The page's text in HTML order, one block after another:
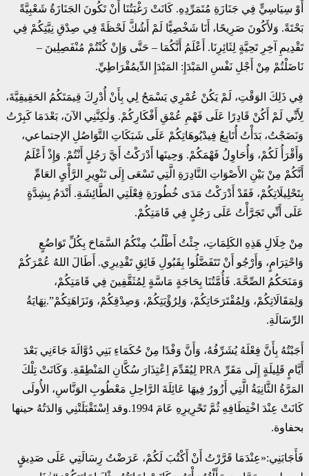
أَوْ سِيَاسِيٍّ فِي جَنَازَةِ مُتَمَرِّدِهِ. كَانَتْ رَغْبَتُنَا أَنْ تَكُونَ الجَنَازَةُ شَعْبِيَّةً
بَحْتَةً. وَلأَكُونَ صَرِيحًا، أَنَا شَخْصِيًّا لَمْ أَشُكَّ لَحْظَةً فِي صِدْقِ نِيَّتِكُمْ فِي
تَقْدِيمِ آخِرِ تَحِيَّةٍ لِثَائِرِنَا. أَعْلَمُ أَنَّكُمَا – حَتَّى وَإِنْ كُنْتُمْ مُنْفَصِلِينَ –
نَاضَلْتُمْ مِنْ أَجْلِ نَفْسِ المَبْدَإِ: المَبْدَإِ الدِّيمُقْرَاطِيِّ.
فِي ذَلِكَ الوَقْتِ، لَمْ يَكُنْ عُمْرِي يَسْمَحُ لِي بِأَنْ أُدْرِكَ قِيمَتَكُمُ الحَقِيقِيَّةَ،
لِأَنِّي لَمْ أَكُنْ قَادِرًا عَلَى فَهْمِ عُمْقِ أَفْكَارِكُمْ. وَلٰكِنَّنِي الآنَ، بَعْدَمَا كَبِرْتُ
وَنَضَجْتُ، بَدَأْتُ أُتَابِعُ فِيدْيُوهَاتِكُمْ عَلَى شَبَكَاتِ التَّوَاصُلِ الإجتماعي،
وَأَقْرَأُ لَكُمْ، وَأُحَاوِلُ فَهْمَكُمْ. وَحِينَها أَدْرَكْتُ أَيَّ رَجُلٍ أَنْتُمْ. وَإِذْ أَعْلَمُ
أَنَّكُمْ مِنْ بَيْنِ الأَصْوَاتِ النَّادِرَةِ الَّتِي تَسْعَى إِلَى تَنْوِيرِ الرَّأْيِ العَامِّ
بِتَحْلِيلَاتِكُمْ، فَقَدْ أَدْرَكْتُ مَدَى خُطُورَةِ فِعْلَتِي الطَّائِشَةِ. أَنْدَمُ بِشِدَّةٍ
عَلَى أَنِّي تَجَرَّأْتُ عَلَى رَجُلٍ فِي قَامَتِكُمْ.
مِنْ خِلَالِ هَذِهِ الكَلِمَاتِ، جِئْتُ أَطْلُبُ مِنْكُمُ السَّمَاحَ بِكُلِّ تَوَاضُعٍ
وَاحْتِرَامٍ، وَأَرْجُو أَنْ تَتَفَضَّلُوا بِقَبُولِ فَائِقِ تَقْدِيرِي. أَطَالَ اللهُ عُمْرَكُمْ
وَمَنَحَكُمُ الصِّحَّةَ. فَأُمَّتُنَا بِحَاجَةٍ مَاسَّةٍ لِمُثَقَّفِينَ فِي قَامَتِكُمْ،
وَلِمَقَالَاتِكُمْ، وَلِمُقْتَرَحَاتِكُمْ، وَلِرُؤْيَتِكُمْ، وَصِدْقِكُمْ، وَنَزَاهَتِكُمْ”.نِهَايَةُ
الرِّسَالَةِ.
أَجَبْتُهُ بِأَنَّ فِعْلَهُ يُشَرِّفُهُ، وَأَنَّ وَفْدًا مِنْ حُكَمَاءِ بَنِي دُوَّالَةَ جَاءَنِي بَعْدَ
أَيَّامٍ قَلِيلَةٍ إِلَى مَقَرِّ PRA لِيُقَدِّمَ اِعْتِذَارَ سُكَّانِ المَنْطِقَةِ. وَكَانَتْ تِلْكَ
المَرَّةُ الثَّانِيَةُ الَّتِي أَزُورُ فِيهَا عَائِلَةَ الرَّاحِلِ مَعْطُوبِ الوَنَّاسِ، الأُولَى
كَانَتْ عِنْدَ اخْتِطَافِهِ ثُمَّ تَحْرِيرِهِ عَامَ 1994.وقد اِسْتَقْبَلَتْنِي وَالدَتُهُ حينها
بحفاوة.
فَأَجَابَنِي:«عِنْدَمَا قَرَّرْتُ أَنْ أَكْتُبَ لَكُمْ، عَرَضْتُ رِسَالَتِي عَلَى صَدِيقٍ